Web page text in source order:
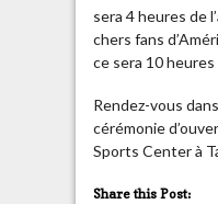
sera 4 heures de
chers fans
ce sera 10
Rendez-vous
cérémonie
Sports Center à
Share this Post: